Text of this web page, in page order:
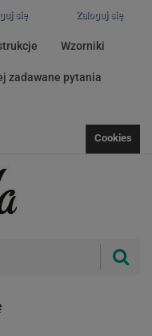
Zaloguj się
się
Wzorniki
zadawane pytania
Cookies